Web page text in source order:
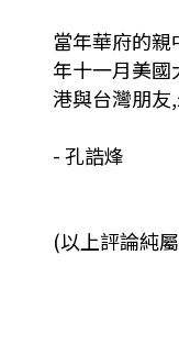
當年華府的
年十一月美國
港與台灣朋友
- 孔誥烽
(以上評論純